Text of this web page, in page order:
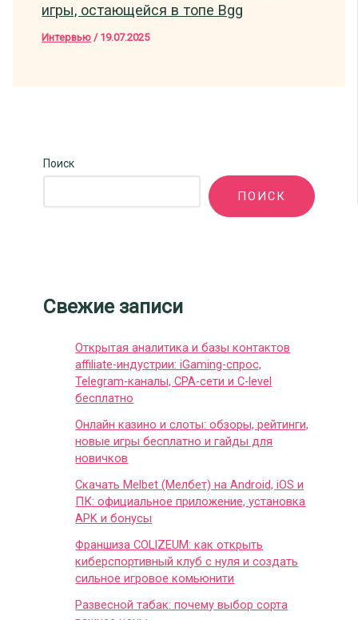
игры, остающейся в топе Bgg
Интервью / 19.07.2025
Поиск
ПОИСК
Свежие записи
Открытая аналитика и базы контактов
affiliate-индустрии: iGaming-спрос,
Telegram-каналы, CPA-сети и C-level
бесплатно
Онлайн казино и слоты: обзоры, рейтинги,
новые игры бесплатно и гайды для
новичков
Скачать Melbet (Мелбет) на Android, iOS и
ПК: официальное приложение, установка
APK и бонусы
Франшиза COLIZEUM: как открыть
киберспортивный клуб с нуля и создать
сильное игровое комьюнити
Развесной табак: почему выбор сорта